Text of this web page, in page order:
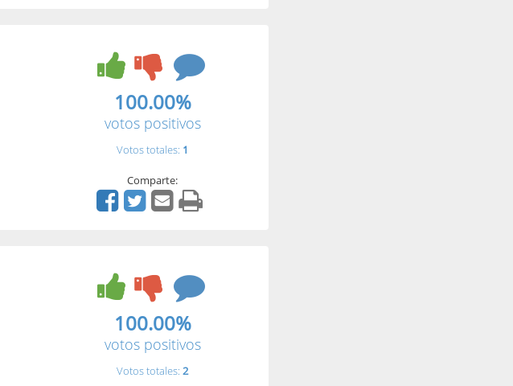
100.00%
votos positivos
Votos totales: 1
Comparte:
100.00%
votos positivos
Votos totales: 2